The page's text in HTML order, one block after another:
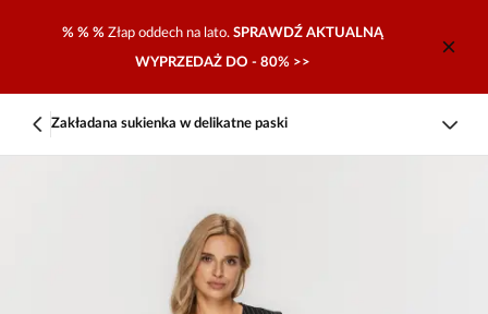
% % % Złap oddech na lato. SPRAWDŹ AKTUALNĄ
WYPRZEDAŻ DO - 80% >>
Zakładana sukienka w delikatne paski